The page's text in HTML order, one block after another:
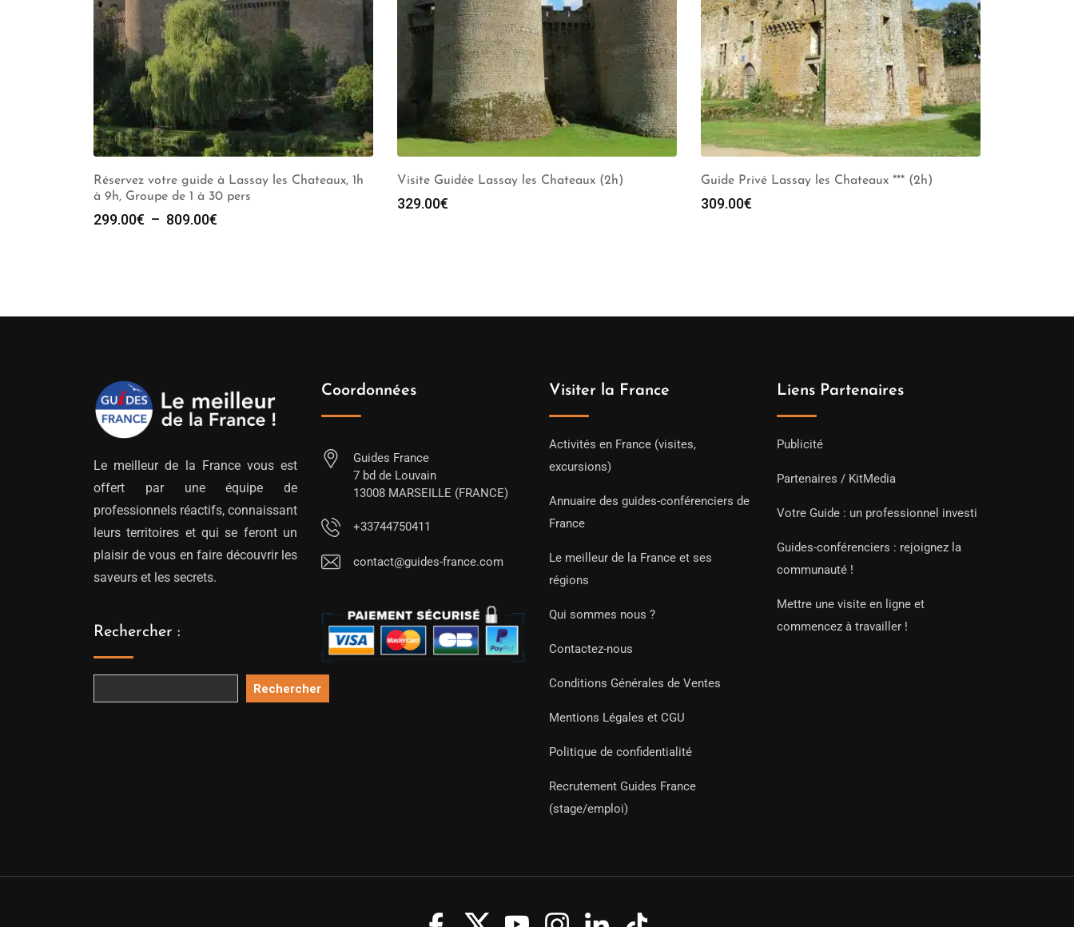
Réservez votre guide à Lassay les Chateaux, 1h
à 9h, Groupe de 1 à 30 pers
299.00€ – 809.00€
Visite Guidée Lassay les Chateaux (2h)
329.00€
Guide Privé Lassay les Chateaux *** (2h)
309.00€
Le meilleur de la France vous est
offert par une équipe de
professionnels réactifs, connaissant
leurs territoires et qui se feront un
plaisir de vous en faire découvrir les
saveurs et les secrets.
Rechercher :
Rechercher
Coordonnées
Guides France
7 bd de Louvain
13008 MARSEILLE (FRANCE)
+33744750411
contact@guides-france.com
Visiter la France
Activités en France (visites,
excursions)
Annuaire des guides-conférenciers de
France
Le meilleur de la France et ses
régions
Qui sommes nous ?
Contactez-nous
Conditions Générales de Ventes
Mentions Légales et CGU
Politique de confidentialité
Recrutement Guides France
(stage/emploi)
Liens Partenaires
Publicité
Partenaires / KitMedia
Votre Guide : un professionnel investi
Guides-conférenciers : rejoignez la
communauté !
Mettre une visite en ligne et
commencez à travailler !